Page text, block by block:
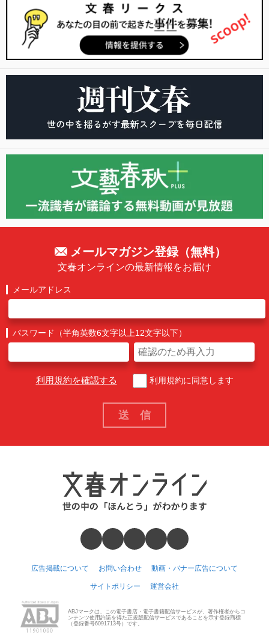
メールマガジン登録（無料）
文春オンラインの最新情報をお届け
メールアドレス
パスワード（半角英数6文字以上12文字以下）
利用規約を確認する 利用規約に同意します
広告掲載について お問い合わせ 動画・バナー広告について
サイトポリシー 運営会社
ABJマークは、この電子書店・電子書籍配信サービスが、著作権者からコ
ンテンツ使用許諾を得た正規版配信サービスであることを示す登録商標
（登録番号6091713号）です。